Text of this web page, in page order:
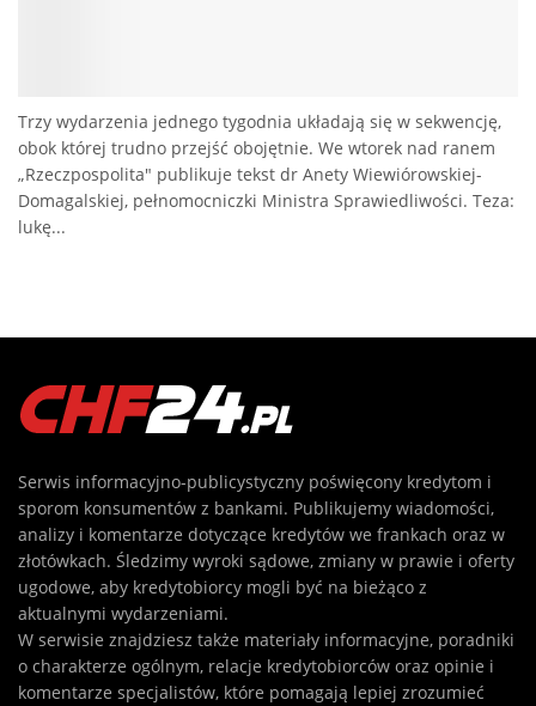
Trzy wydarzenia jednego tygodnia układają się w sekwencję,
obok której trudno przejść obojętnie. We wtorek nad ranem
„Rzeczpospolita" publikuje tekst dr Anety Wiewiórowskiej-
Domagalskiej, pełnomocniczki Ministra Sprawiedliwości. Teza:
lukę...
Serwis informacyjno-publicystyczny poświęcony kredytom i
sporom konsumentów z bankami. Publikujemy wiadomości,
analizy i komentarze dotyczące kredytów we frankach oraz w
złotówkach. Śledzimy wyroki sądowe, zmiany w prawie i oferty
ugodowe, aby kredytobiorcy mogli być na bieżąco z
aktualnymi wydarzeniami.
W serwisie znajdziesz także materiały informacyjne, poradniki
o charakterze ogólnym, relacje kredytobiorców oraz opinie i
komentarze specjalistów, które pomagają lepiej zrozumieć